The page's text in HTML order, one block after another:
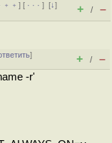
] [ · · ·][↓]
+ / –
]
+ / –
-r'